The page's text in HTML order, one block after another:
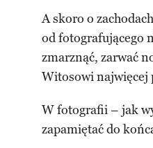
A skoro o
od fotografującego
zmarznąć, zarwać
Witosowi najwięcej
W fotografii – jak
zapamiętać do